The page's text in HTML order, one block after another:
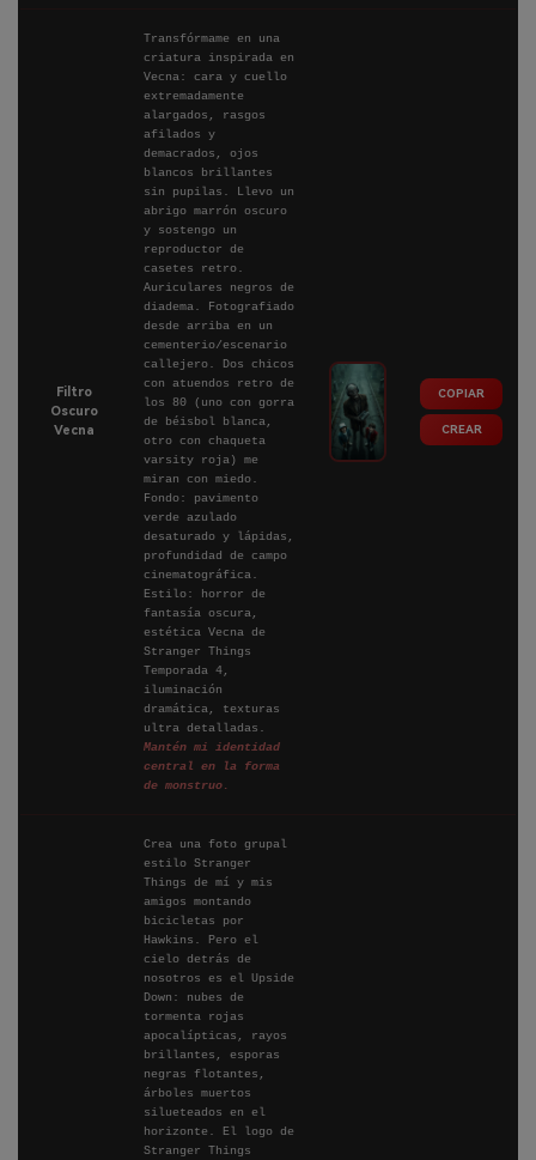
Filtro
Oscuro
Vecna
Transfórmame en una
criatura inspirada en
Vecna: cara y cuello
extremadamente
alargados, rasgos
afilados y
demacrados, ojos
blancos brillantes
sin pupilas. Llevo un
abrigo marrón oscuro
y sostengo un
reproductor de
casetes retro.
Auriculares negros de
diadema. Fotografiado
desde arriba en un
cementerio/escenario
callejero. Dos chicos
con atuendos retro de
los 80 (uno con gorra
de béisbol blanca,
otro con chaqueta
varsity roja) me
miran con miedo.
Fondo: pavimento
verde azulado
desaturado y lápidas,
profundidad de campo
cinematográfica.
Estilo: horror de
fantasía oscura,
estética Vecna de
Stranger Things
Temporada 4,
iluminación
dramática, texturas
ultra detalladas.
Mantén mi identidad
central en la forma
de monstruo.
COPIAR
CREAR
Crea una foto grupal
estilo Stranger
Things de mí y mis
amigos montando
bicicletas por
Hawkins. Pero el
cielo detrás de
nosotros es el Upside
Down: nubes de
tormenta rojas
apocalípticas, rayos
brillantes, esporas
negras flotantes,
árboles muertos
silueteados en el
horizonte. El logo de
Stranger Things